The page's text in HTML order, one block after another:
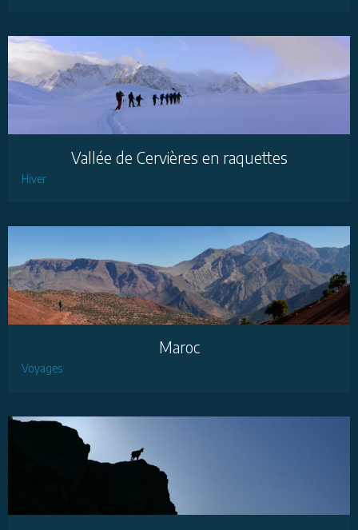
Vallée de Cervières en raquettes
Hiver
Maroc
Voyages